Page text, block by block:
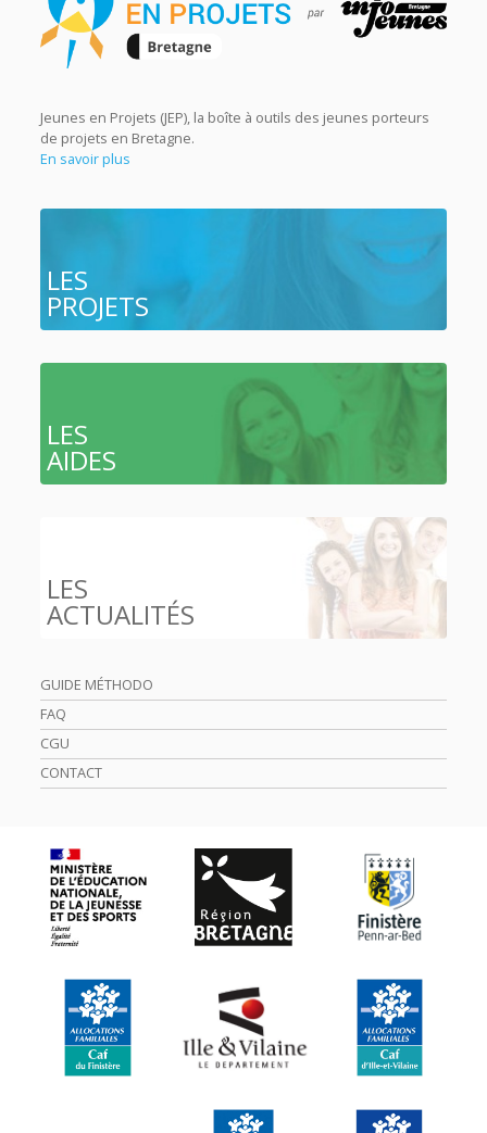
Jeunes en Projets (JEP), la boîte à outils des jeunes porteurs
de projets en Bretagne.
En savoir plus
LES
PROJETS
LES
AIDES
LES
ACTUALITÉS
GUIDE MÉTHODO
FAQ
CGU
CONTACT